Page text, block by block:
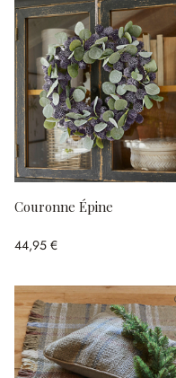
Couronne Épine
44,95 €